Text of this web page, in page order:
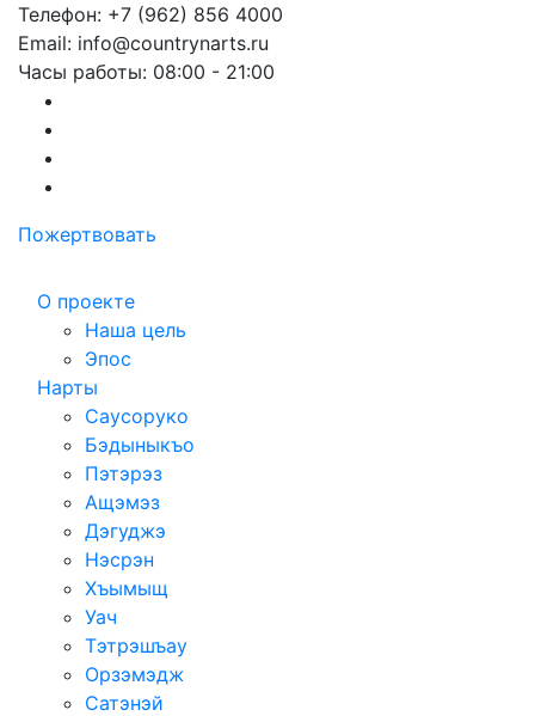
Телефон: +7 (962) 856 4000
Email: info@countrynarts.ru
Часы работы: 08:00 - 21:00
Пожертвовать
О проекте
Наша цель
Эпос
Нарты
Саусоруко
Бэдыныкъо
Пэтэрэз
Ащэмэз
Дэгуджэ
Нэсрэн
Хъымыщ
Уач
Тэтрэшъау
Орзэмэдж
Сатэнэй